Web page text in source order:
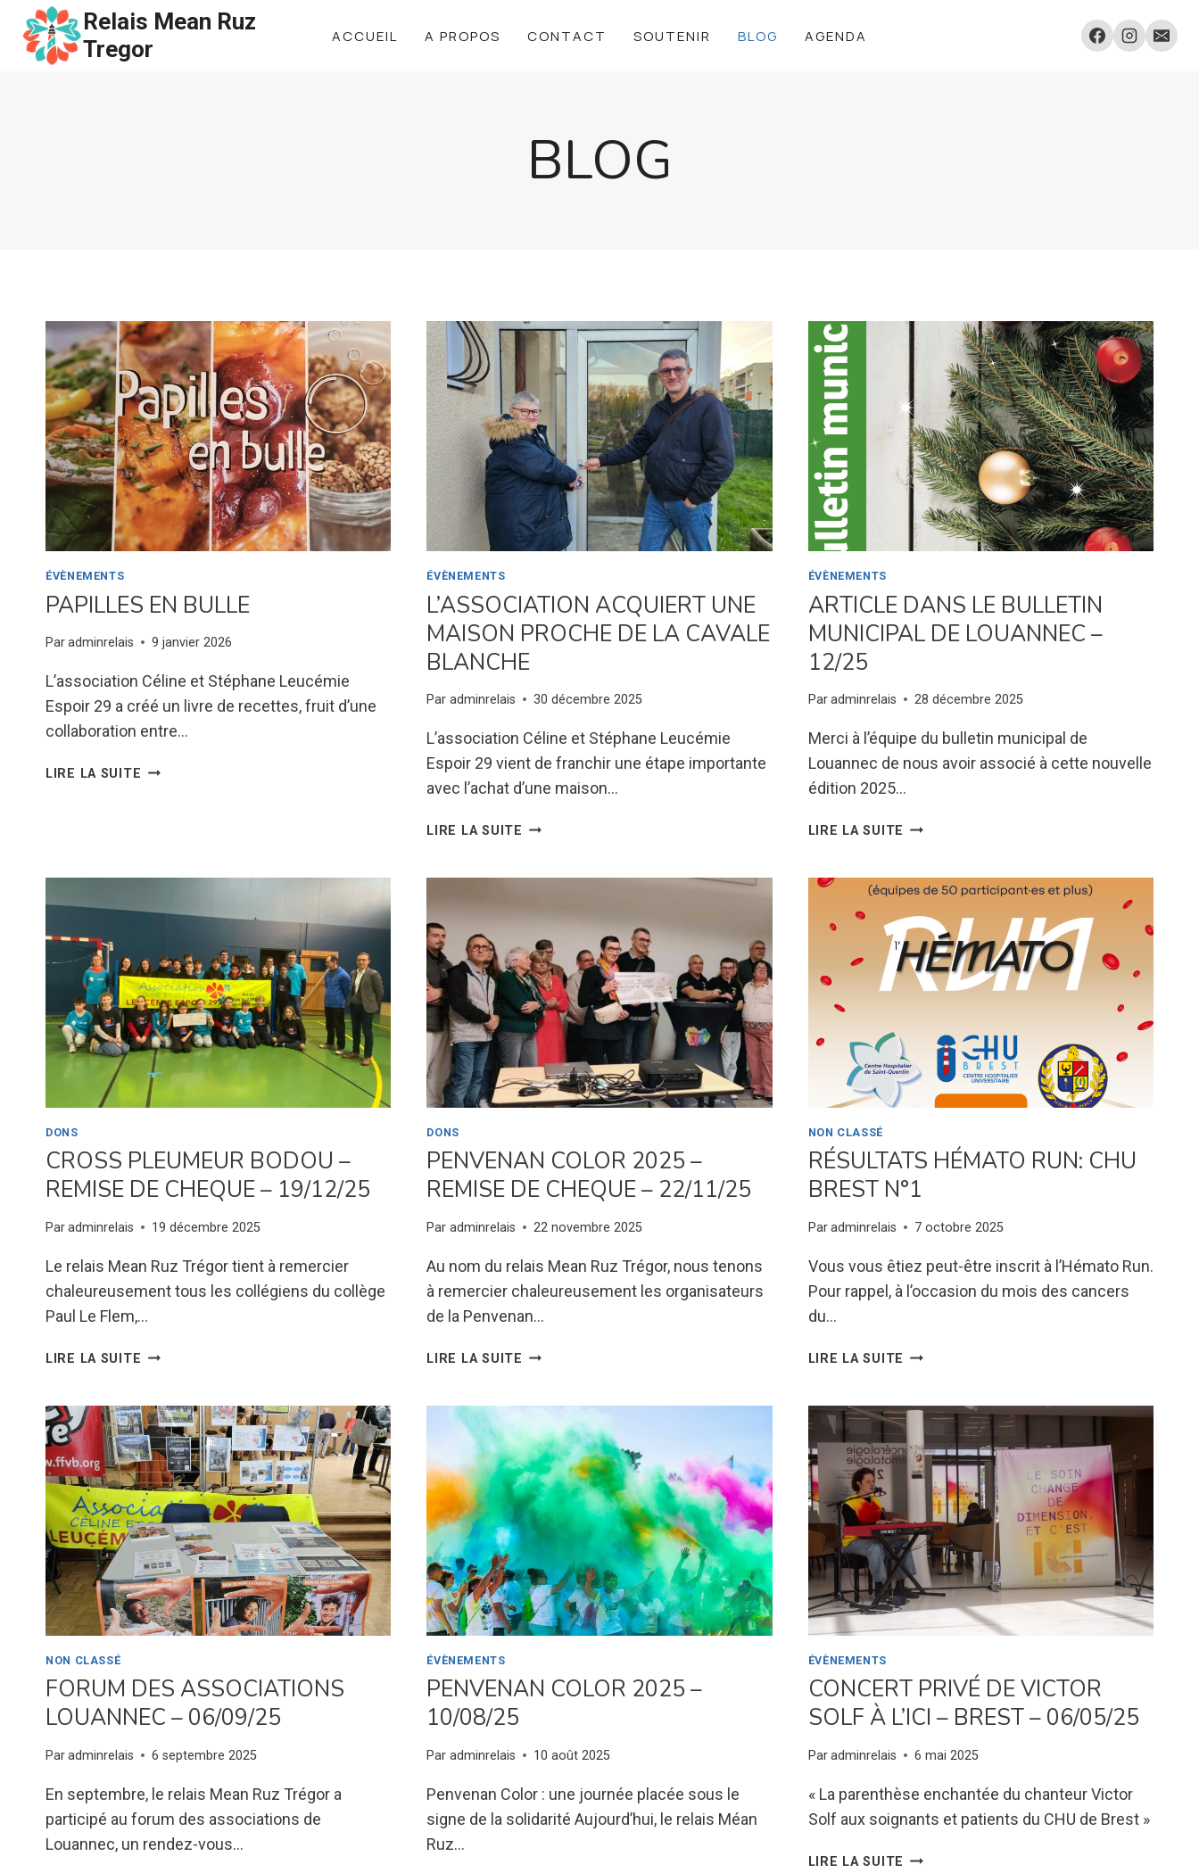
contenu
Relais Mean Ruz
Tregor
ACCUEIL A PROPOS CONTACT SOUTENIR BLOG AGENDA
BLOG
ÉVÈNEMENTS
PAPILLES EN BULLE
Paradminrelais 9 janvier 2026
L’association Céline et Stéphane Leucémie
Espoir 29 a créé un livre de recettes, fruit d’une
collaboration entre…
LIRE LA SUITE PAPILLES
ÉVÈNEMENTS
L’ASSOCIATION ACQUIERT UNE
MAISON PROCHE DE LA CAVALE
BLANCHE
Par adminrelais 30 décembre 2025
L’association Céline et Stéphane Leucémie
Espoir 29 vient de franchir une étape importante
avec l’achat d’une maison…
LIRE LA SUITE L’ASSOCIATION
LA
CAVALE
BLANCHE
ÉVÈNEMENTS
ARTICLE DANS LE BULLETIN
MUNICIPAL DE LOUANNEC –
12/25
Paradminrelais 28 décembre 2025
Merci à l’équipe du bulletin municipal de
Louannec de nous avoir associé à cette nouvelle
édition 2025…
LIRE LA SUITE ARTICLE
BULLETIN
DE
LOUANNEC
–
12/25
DONS
CROSS PLEUMEUR BODOU –
REMISE DE CHEQUE – 19/12/25
Paradminrelais 19 décembre 2025
Le relais Mean Ruz Trégor tient à remercier
chaleureusement tous les collégiens du collège
Paul Le Flem,…
LIRE LA SUITE CROSS
–
REMISE
DE
CHEQUE
–
19/12/25
DONS
PENVENAN COLOR 2025 –
REMISE DE CHEQUE – 22/11/25
Par adminrelais 22 novembre 2025
Au nom du relais Mean Ruz Trégor, nous tenons
à remercier chaleureusement les organisateurs
de la Penvenan…
LIRE LA SUITE PENVENAN
REMISE
DE
CHEQUE
–
22/11/25
NON CLASSÉ
RÉSULTATS HÉMATO RUN: CHU
BREST N°1
Paradminrelais 7 octobre 2025
Vous vous êtiez peut-être inscrit à l’Hémato Run.
Pour rappel, à l’occasion du mois des cancers
du…
LIRE LA SUITE RÉSULTATS
CHU
BREST
N°1
NON CLASSÉ
FORUM DES ASSOCIATIONS
LOUANNEC – 06/09/25
Paradminrelais 6 septembre 2025
En septembre, le relais Mean Ruz Trégor a
participé au forum des associations de
Louannec, un rendez-vous…
ÉVÈNEMENTS
PENVENAN COLOR 2025 –
10/08/25
Par adminrelais 10 août 2025
Penvenan Color : une journée placée sous le
signe de la solidarité Aujourd’hui, le relais Méan
Ruz…
ÉVÈNEMENTS
CONCERT PRIVÉ DE VICTOR
SOLF À L’ICI – BREST – 06/05/25
Paradminrelais 6 mai 2025
« La parenthèse enchantée du chanteur Victor
Solf aux soignants et patients du CHU de Brest »
LIRE LA SUITE CONCERT